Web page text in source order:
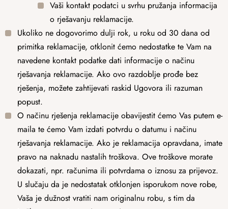
Vaši kontakt podatci u svrhu pružanja informacija
o rješavanju reklamacije.
Ukoliko ne dogovorimo dulji rok, u roku od 30 dana od
primitka reklamacije, otklonit ćemo nedostatke te Vam na
navedene kontakt podatke dati informacije o načinu
rješavanja reklamacije. Ako ovo razdoblje prođe bez
rješenja, možete zahtijevati raskid Ugovora ili razuman
popust.
O načinu rješenja reklamacije obavijestit ćemo Vas putem e-
maila te ćemo Vam izdati potvrdu o datumu i načinu
rješavanja reklamacije. Ako je reklamacija opravdana, imate
pravo na naknadu nastalih troškova. Ove troškove morate
dokazati, npr. računima ili potvrdama o iznosu za prijevoz.
U slučaju da je nedostatak otklonjen isporukom nove robe,
Vaša je dužnost vratiti nam originalnu robu, s tim da